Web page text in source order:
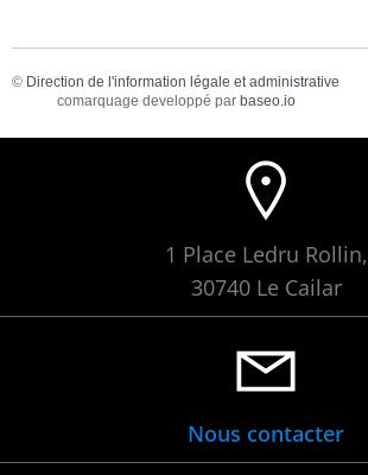
© Direction de l'information légale et administrative
comarquage developpé par baseo.io
1 Place Ledru Rollin,
30740 Le Cailar
Nous contacter